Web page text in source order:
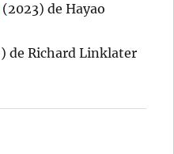
(2023) de Hayao
de Richard Linklater